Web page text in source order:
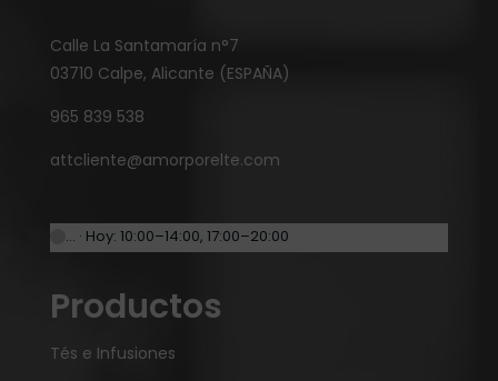
Calle La Santamaría n°7
03710 Calpe, Alicante (ESPAÑA)
965 839 538
attcliente@amorporelte.com
… · Hoy: 10:00–14:00, 17:00–20:00
Productos
Tés e Infusiones